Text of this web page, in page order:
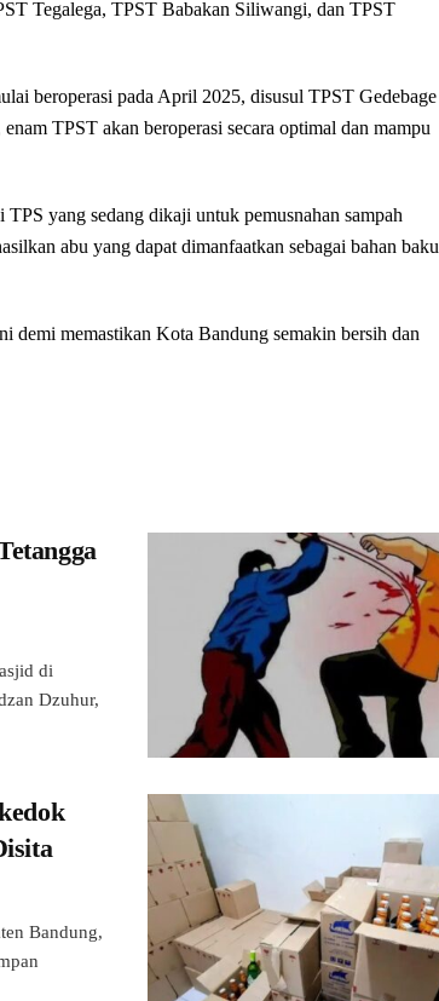
Tegalega, TPST Babakan Siliwangi, dan TPST
beroperasi pada April 2025, disusul TPST Gedebage
TPST akan beroperasi secara optimal dan mampu
yang sedang dikaji untuk pemusnahan sampah
abu yang dapat dimanfaatkan sebagai bahan baku
demi memastikan Kota Bandung semakin bersih dan
di
Dzuhur,
Bandung,